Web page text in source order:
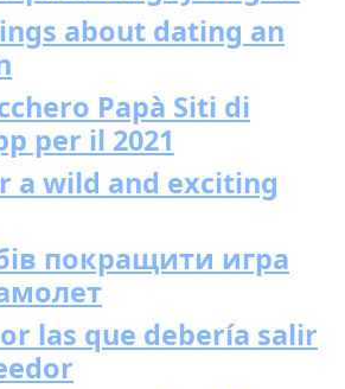
about dating an
Papà Siti di
per il 2021
a wild and exciting
покращити игра
las que debería salir